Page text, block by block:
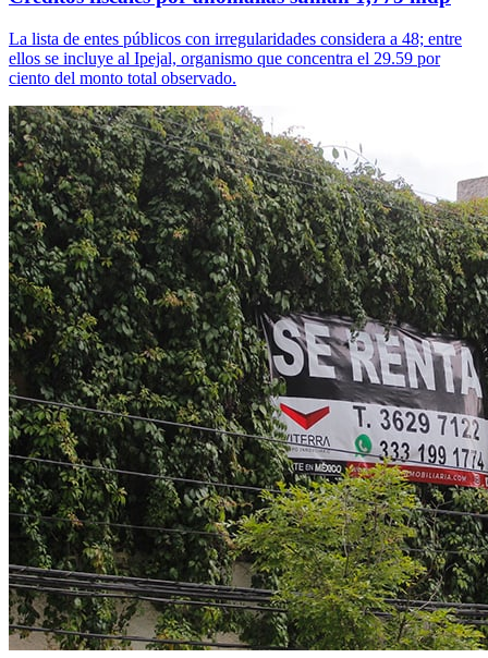
La lista de entes públicos con irregularidades considera a 48; entre
ellos se incluye al Ipejal, organismo que concentra el 29.59 por
ciento del monto total observado.